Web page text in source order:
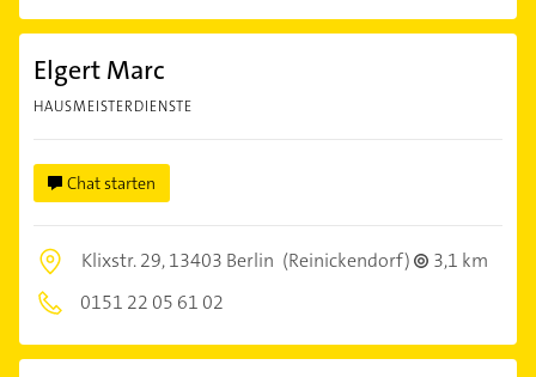
Elgert Marc
HAUSMEISTERDIENSTE
Chat starten
Klixstr. 29,13403 Berlin (Reinickendorf)
3,1 km
0151 22 05 61 02